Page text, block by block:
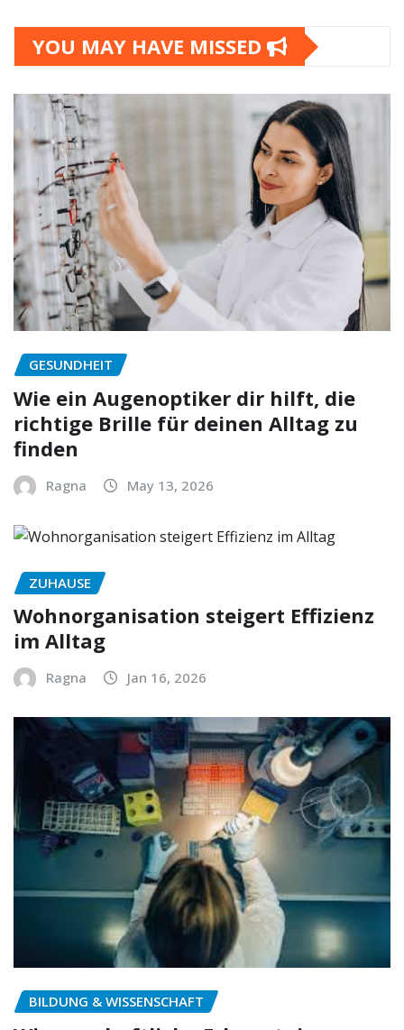
YOU MAY HAVE MISSED
GESUNDHEIT
Wie ein Augenoptiker dir hilft, die
richtige Brille für deinen Alltag zu
finden
Ragna May 13, 2026
ZUHAUSE
Wohnorganisation steigert Effizienz
im Alltag
Ragna Jan 16, 2026
BILDUNG & WISSENSCHAFT